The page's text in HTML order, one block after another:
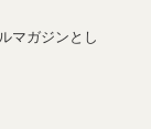
マガジンとし